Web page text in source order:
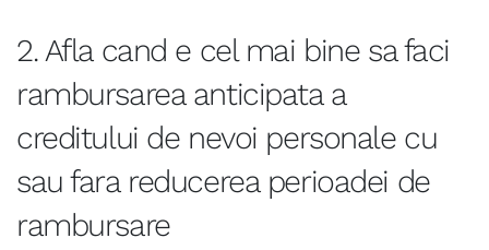
2. Afla cand e cel mai bine sa faci
rambursarea anticipata a
creditului de nevoi personale cu
sau fara reducerea perioadei de
rambursare